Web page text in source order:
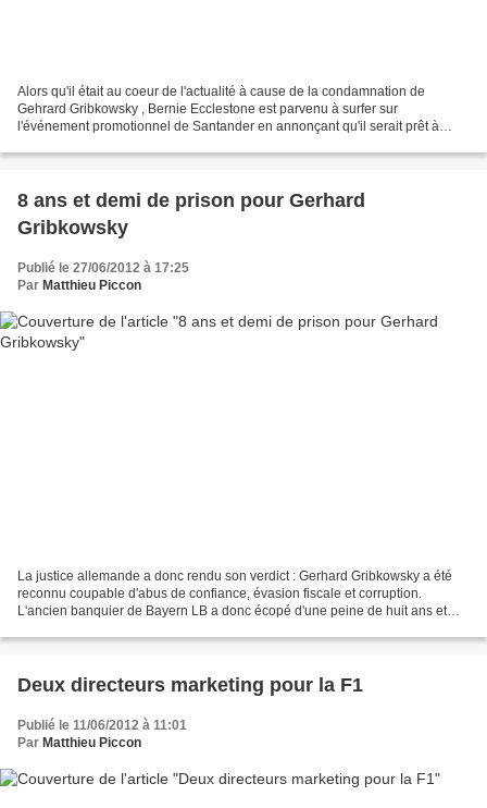
Alors qu'il était au coeur de l'actualité à cause de la condamnation de
Gehrard Gribkowsky , Bernie Ecclestone est parvenu à surfer sur
l'événement promotionnel de Santander en annonçant qu'il serait prêt à
8 ans et demi de prison pour Gerhard
Gribkowsky
Publié le 27/06/2012 à 17:25
Par Matthieu Piccon
La justice allemande a donc rendu son verdict : Gerhard Gribkowsky a été
reconnu coupable d'abus de confiance, évasion fiscale et corruption.
L'ancien banquier de Bayern LB a donc écopé d'une peine de huit ans et
Deux directeurs marketing pour la F1
Publié le 11/06/2012 à 11:01
Par Matthieu Piccon